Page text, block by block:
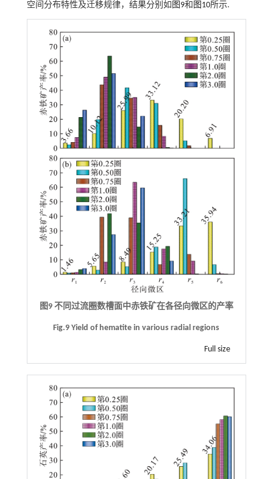
空间分布特性及迁移规律，结果分别如 图9和 图10所示.
图9 不同过流圈数槽面中赤铁矿在各径向微区的产率
Fig.9 Yield of hematite in various radial regions
Full size